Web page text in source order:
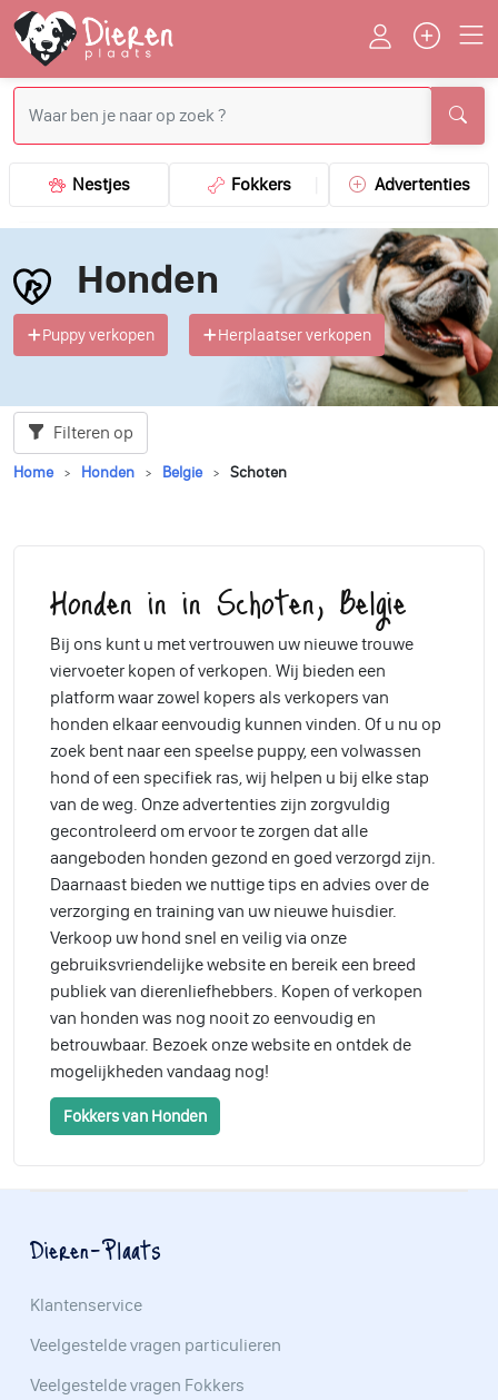
Nestjes Fokkers Advertenties
Honden
Puppy verkopen Herplaatser verkopen
Filteren op
Home Honden Belgie Schoten
Honden in in Schoten, Belgie
Bij ons kunt u met vertrouwen uw nieuwe trouwe
viervoeter kopen of verkopen. Wij bieden een
platform waar zowel kopers als verkopers van
honden elkaar eenvoudig kunnen vinden. Of u nu op
zoek bent naar een speelse puppy, een volwassen
hond of een specifiek ras, wij helpen u bij elke stap
van de weg. Onze advertenties zijn zorgvuldig
gecontroleerd om ervoor te zorgen dat alle
aangeboden honden gezond en goed verzorgd zijn.
Daarnaast bieden we nuttige tips en advies over de
verzorging en training van uw nieuwe huisdier.
Verkoop uw hond snel en veilig via onze
gebruiksvriendelijke website en bereik een breed
publiek van dierenliefhebbers. Kopen of verkopen
van honden was nog nooit zo eenvoudig en
betrouwbaar. Bezoek onze website en ontdek de
mogelijkheden vandaag nog!
Fokkers van Honden
Dieren-Plaats
Klantenservice
Veelgestelde vragen particulieren
Veelgestelde vragen Fokkers